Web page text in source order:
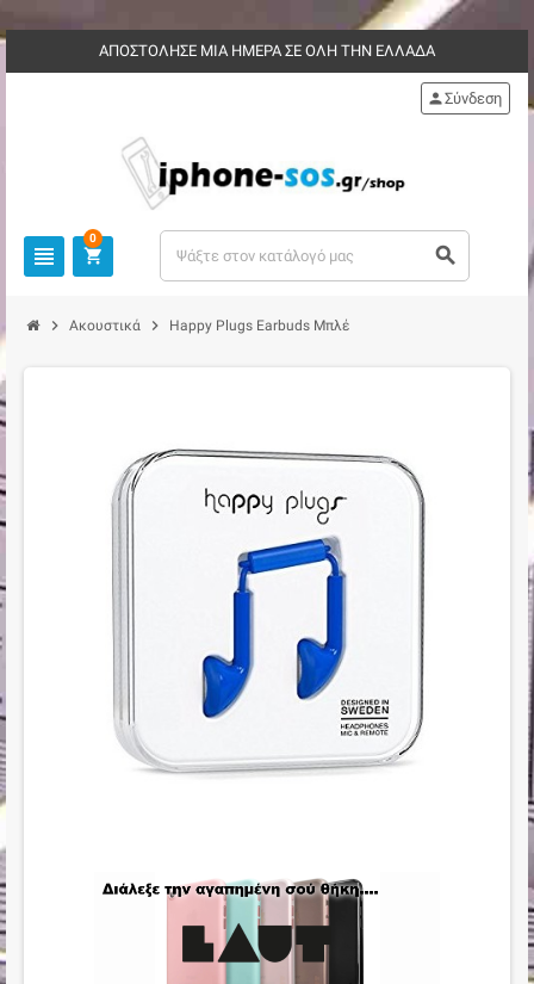
ΑΠΟΣΤΟΛΗΣΕ ΜΙΑ ΗΜΕΡΑ ΣΕ ΟΛΗ ΤΗΝ ΕΛΛΑΔΑ
view_headline
personΣύνδεση
shopping_cart
0
search
chevron_right Ακουστικά chevron_right Happy Plugs Earbuds Μπλέ